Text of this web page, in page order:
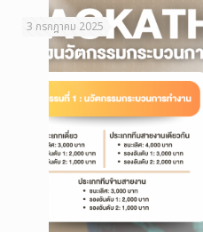
3 กรกฎาคม 2025